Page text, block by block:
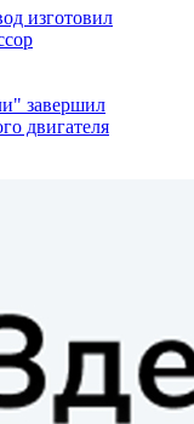
изготовил
завершил
двигателя